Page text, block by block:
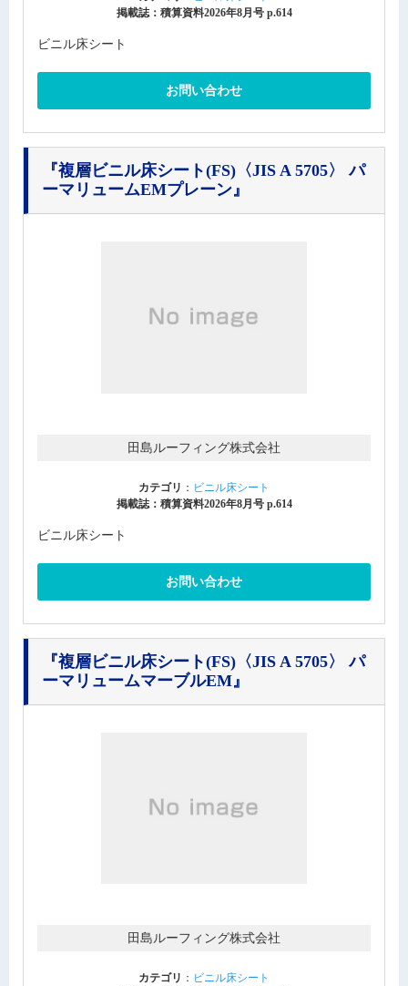
掲載誌：積算資料2026年8月号 p.614
ビニル床シート
お問い合わせ
『複層ビニル床シート(FS)〈JIS A 5705〉 パ
ーマリュームEMプレーン』
田島ルーフィング株式会社
カテゴリ ： ビニル床シート
掲載誌：積算資料2026年8月号 p.614
ビニル床シート
お問い合わせ
『複層ビニル床シート(FS)〈JIS A 5705〉 パ
ーマリュームマーブルEM』
田島ルーフィング株式会社
カテゴリ ： ビニル床シート